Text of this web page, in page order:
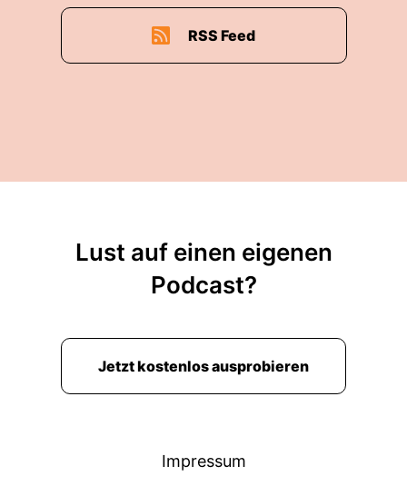
RSS Feed
Lust auf einen eigenen
Podcast?
Jetzt kostenlos ausprobieren
Impressum